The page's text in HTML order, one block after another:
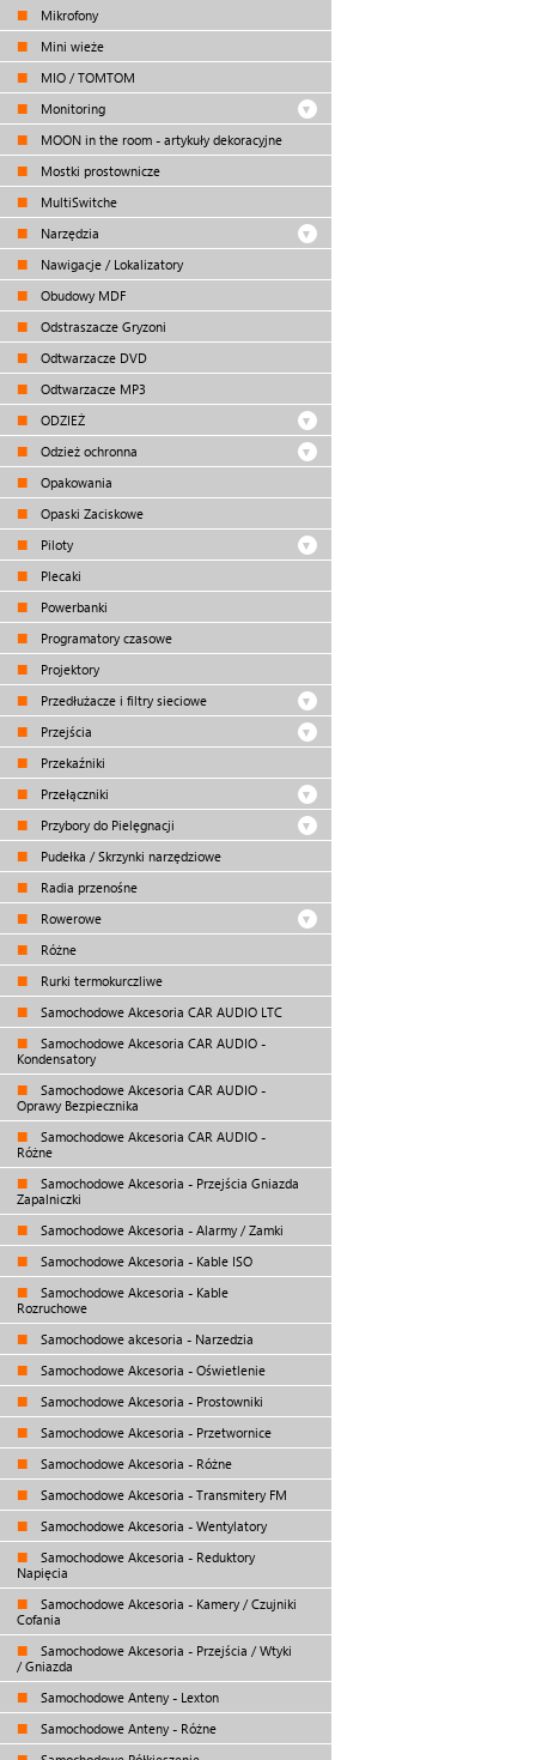
Mikrofony
Mini wieże
MIO / TOMTOM
Monitoring
MOON in the room - artykuły dekoracyjne
Mostki prostownicze
MultiSwitche
Narzędzia
Nawigacje / Lokalizatory
Obudowy MDF
Odstraszacze Gryzoni
Odtwarzacze DVD
Odtwarzacze MP3
ODZIEŻ
Odzież ochronna
Opakowania
Opaski Zaciskowe
Piloty
Plecaki
Powerbanki
Programatory czasowe
Projektory
Przedłużacze i filtry sieciowe
Przejścia
Przekaźniki
Przełączniki
Przybory do Pielęgnacji
Pudełka / Skrzynki narzędziowe
Radia przenośne
Rowerowe
Różne
Rurki termokurczliwe
Samochodowe Akcesoria CAR AUDIO LTC
Samochodowe Akcesoria CAR AUDIO -
Kondensatory
Samochodowe Akcesoria CAR AUDIO -
Oprawy Bezpiecznika
Samochodowe Akcesoria CAR AUDIO -
Różne
Samochodowe Akcesoria - Przejścia Gniazda
Zapalniczki
Samochodowe Akcesoria - Alarmy / Zamki
Samochodowe Akcesoria - Kable ISO
Samochodowe Akcesoria - Kable
Rozruchowe
Samochodowe akcesoria - Narzedzia
Samochodowe Akcesoria - Oświetlenie
Samochodowe Akcesoria - Prostowniki
Samochodowe Akcesoria - Przetwornice
Samochodowe Akcesoria - Różne
Samochodowe Akcesoria - Transmitery FM
Samochodowe Akcesoria - Wentylatory
Samochodowe Akcesoria - Reduktory
Napięcia
Samochodowe Akcesoria - Kamery / Czujniki
Cofania
Samochodowe Akcesoria - Przejścia / Wtyki
/ Gniazda
Samochodowe Anteny - Lexton
Samochodowe Anteny - Różne